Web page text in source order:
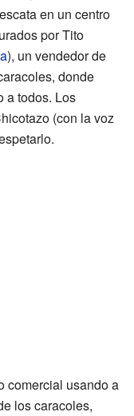
en un centro
por Tito
), un vendedor de
donde
a todos. Los
(con la voz
comercial usando a
los caracoles,